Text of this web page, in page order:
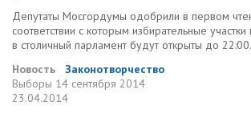
Депутаты Мосгордумы одобрили в первом
соответствии с которым избирательные
в столичный парламент будут открыты до 22:00.
Новость
Законотворчество
Выборы 14 сентября 2014
23.04.2014